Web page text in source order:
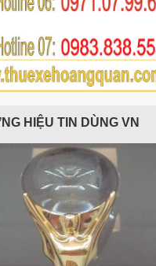
HIỆU TIN DÙNG VN